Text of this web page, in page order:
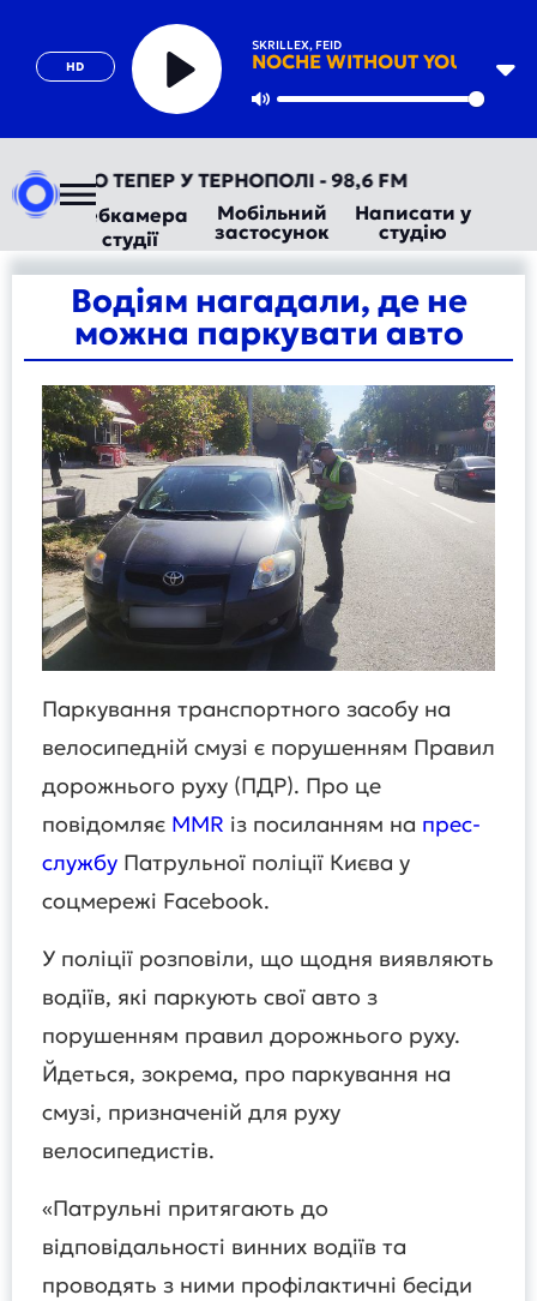
HD
SKRILLEX, FEID
NOCHE WITHOUT YOU
Play
ТЕПЕР У ТЕРНОПОЛІ - 98,6 FM
Вебкамера
студії
Мобільний
застосунок
Написати у
студію
Водіям нагадали, де не
можна паркувати авто
Паркування транспортного засобу на
велосипедній смузі є порушенням Правил
дорожнього руху (ПДР). Про це
повідомляє MMR із посиланням на прес-
службу Патрульної поліції Києва у
соцмережі Facebook.
У поліції розповіли, що щодня виявляють
водіїв, які паркують свої авто з
порушенням правил дорожнього руху.
Йдеться, зокрема, про паркування на
смузі, призначеній для руху
велосипедистів.
«Патрульні притягають до
відповідальності винних водіїв та
проводять з ними профілактичні бесіди